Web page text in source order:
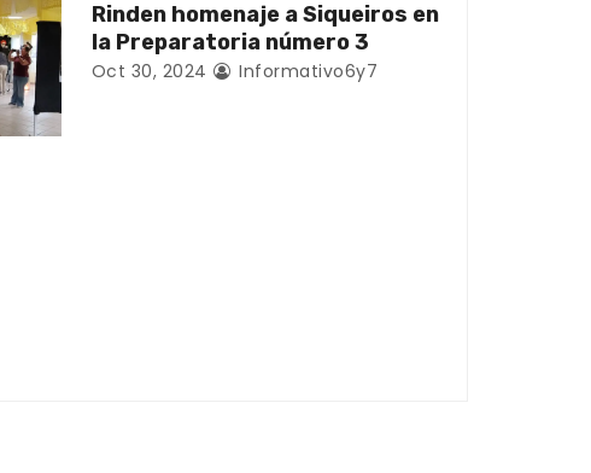
Rinden homenaje a Siqueiros en
la Preparatoria número 3
Oct 30, 2024 Informativo6y7